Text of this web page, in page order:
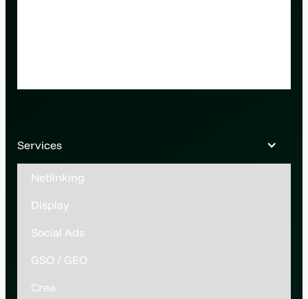
Services
Netlinking
Display
Social Ads
GSO / GEO
Crea